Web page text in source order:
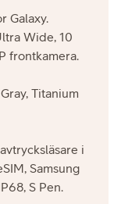
Galaxy.
Wide, 10
frontkamera.
Titanium
i
Samsung
S Pen.